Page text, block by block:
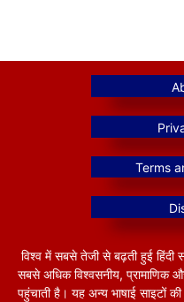
विश्व में सबसे तेजी से बढ़ती हुई हिंदी
सबसे अधिक विश्वसनीय, प्रामाणिक
पहुंचाती है। यह अन्य भाषाई साइटों की